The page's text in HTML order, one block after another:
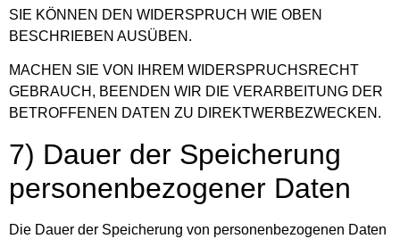
SIE KÖNNEN DEN WIDERSPRUCH WIE OBEN
BESCHRIEBEN AUSÜBEN.
MACHEN SIE VON IHREM WIDERSPRUCHSRECHT
GEBRAUCH, BEENDEN WIR DIE VERARBEITUNG DER
BETROFFENEN DATEN ZU DIREKTWERBEZWECKEN.
7) Dauer der Speicherung
personenbezogener Daten
Die Dauer der Speicherung von personenbezogenen Daten